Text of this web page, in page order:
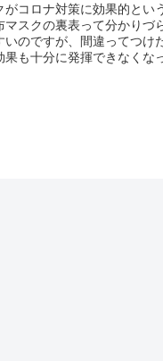
がコロナ対策に効果的とい
マスクの裏表って分かりづ
いのですが、間違ってつけ
果も十分に発揮できなくな